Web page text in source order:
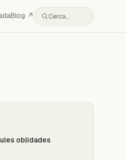
Blog ↗ Cerca…
oblidades